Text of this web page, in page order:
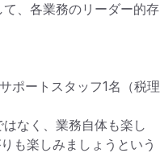
、各業務のリーダー的存
ポートスタッフ1名（税理
なく、業務自体も楽し
も楽しみましょうという